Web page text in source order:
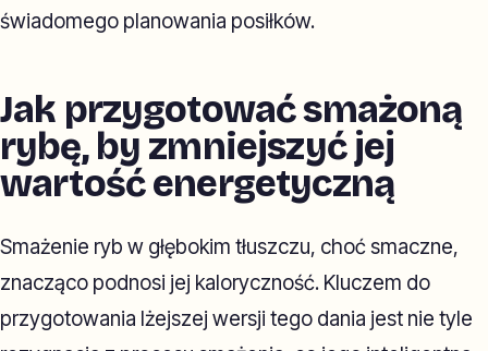
świadomego planowania posiłków.
Jak przygotować smażoną
rybę, by zmniejszyć jej
wartość energetyczną
Smażenie ryb w głębokim tłuszczu, choć smaczne,
znacząco podnosi jej kaloryczność. Kluczem do
przygotowania lżejszej wersji tego dania jest nie tyle